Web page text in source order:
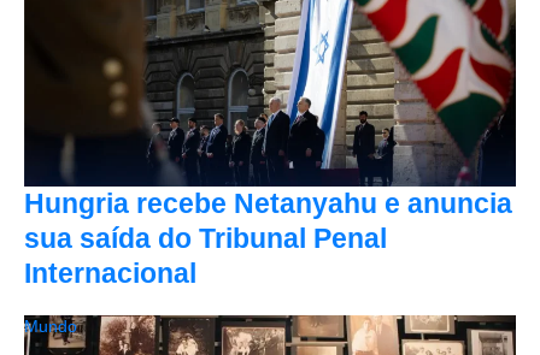
Hungria recebe Netanyahu e anuncia
sua saída do Tribunal Penal
Internacional
Mundo